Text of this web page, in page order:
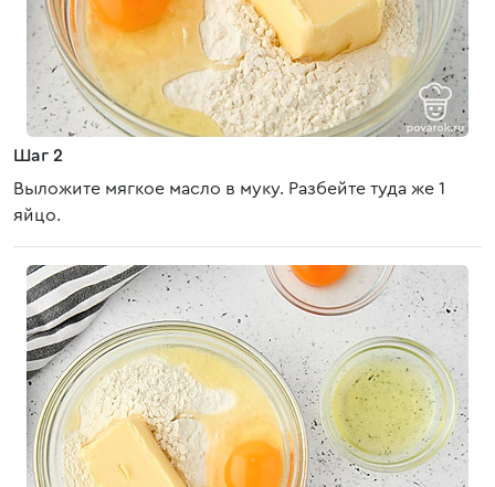
Шаг 2
Выложите мягкое масло в муку. Разбейте туда же 1
яйцо.